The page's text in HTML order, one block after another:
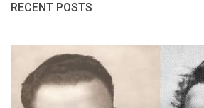
RECENT POSTS